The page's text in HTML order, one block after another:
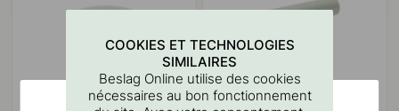
COOKIES ET TECHNOLOGIES
SIMILAIRES
Beslag Online utilise des cookies
nécessaires au bon fonctionnement